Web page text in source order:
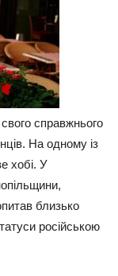
справжнього
На одному із
хобі. У
близько
російською